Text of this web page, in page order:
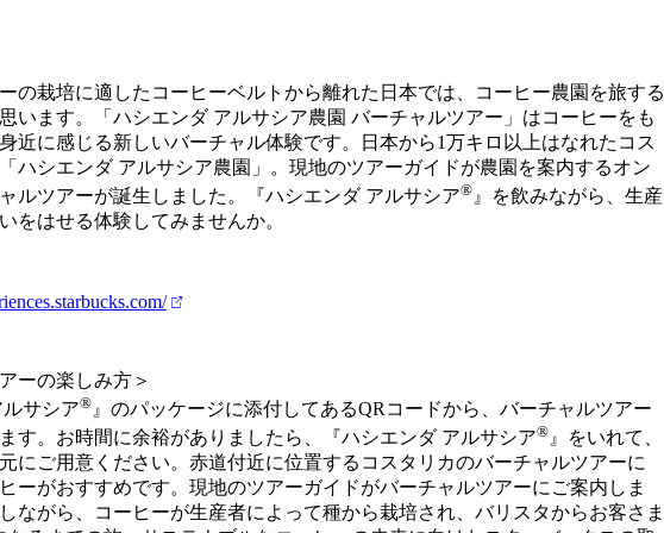
の栽培に適したコーヒーベルトから離れた日本では、コーヒー農園を旅する
います。「ハシエンダ アルサシア農園 バーチャルツアー」はコーヒーをも
近に感じる新しいバーチャル体験です。日本から1万キロ以上はなれたコス
ハシエンダ アルサシア農園」。現地のツアーガイドが農園を案内するオン
ルツアーが誕生しました。『ハシエンダ アルサシア®』を飲みながら、生産
をはせる体験してみませんか。
ーの楽しみ方＞
サシア®』のパッケージに添付してあるQRコードから、バーチャルツアー
す。お時間に余裕がありましたら、『ハシエンダ アルサシア®』をいれて、
にご用意ください。赤道付近に位置するコスタリカのバーチャルツアーに
ーがおすすめです。現地のツアーガイドがバーチャルツアーにご案内しま
ながら、コーヒーが生産者によって種から栽培され、バリスタからお客さま